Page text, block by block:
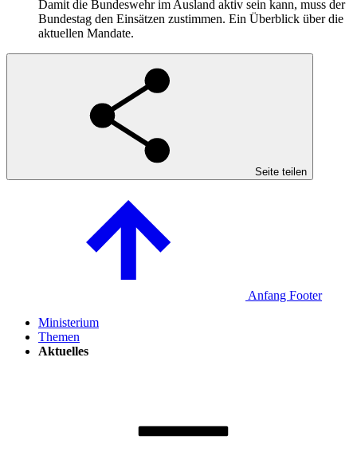
Damit die Bundeswehr im Ausland aktiv sein kann, muss der
Bundestag den Einsätzen zustimmen. Ein Überblick über die
aktuellen Mandate.
Seite teilen
Anfang Footer
Ministerium
Themen
Aktuelles